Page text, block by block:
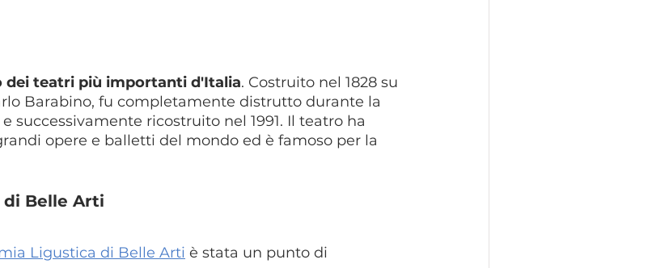
dei teatri più importanti d'Italia. Costruito nel 1828 su
Barabino, fu completamente distrutto durante la
successivamente ricostruito nel 1991. Il teatro ha
opere e balletti del mondo ed è famoso per la
di Belle Arti
Ligustica di Belle Arti è stata un punto di